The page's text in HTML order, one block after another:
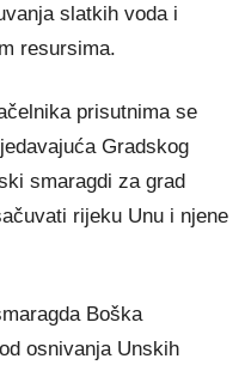
slatkih voda i
resursima.
prisutnima se
Gradskog
smaragdi za grad
rijeku Unu i njene
Boška
osnivanja Unskih